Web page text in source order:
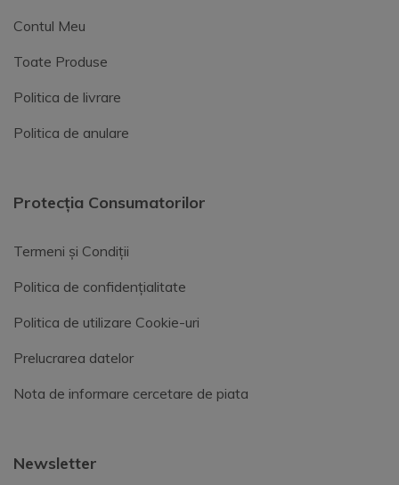
Contul Meu
Toate Produse
Politica de livrare
Politica de anulare
Protecția Consumatorilor
Termeni și Condiții
Politica de confidențialitate
Politica de utilizare Cookie-uri
Prelucrarea datelor
Nota de informare cercetare de piata
Newsletter